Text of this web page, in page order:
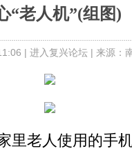
“老人机”(组图)
| 进入复兴论坛| 来源：
老人使用的手